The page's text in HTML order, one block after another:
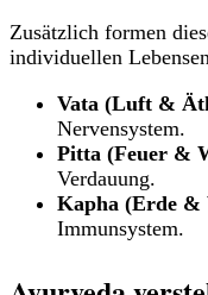
Zusätzlich formen
individuellen
Vata (Luft &
Nervensystem.
Pitta (Feuer &
Verdauung.
Kapha (Erde &
Immunsystem.